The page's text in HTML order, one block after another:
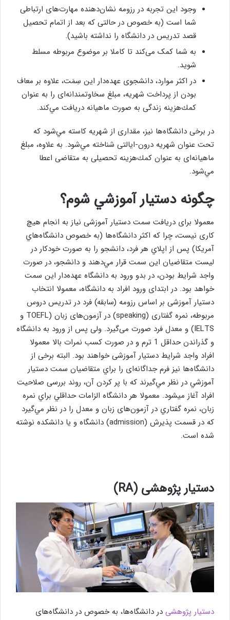
وجود این تجربه در رزومه نشان‌دهنده مهارت‌های ارتباطی
شما است (به خصوص در حالتی که بعد از اتمام تحصیل
قصد تدریس در دانشگاه را نداشته باشید).
به شما کمک می‌کند تا کاملا بر موضوع مربوطه مسلط
شوید.
در اكثر موارد، دانشجوی عهده‌دار اين سِمَت، علاوه بر معاف
بودن از پرداخت شهريه، مبلغ سخاوتمندانه‌ای را به عنوان
كمك‌هزينه زندگی به صورت ماهيانه دريافت مي‌كند.
در برخی دانشگاه‌ها نيز، مقداری از شهريه كاسته مي‌شود كه
تحت عنوان شهریه درون-ایالتی شناخته مي‌شود. به علاوه، مبلغ
ماهيانه‌ای به عنوان كمك‌هزينه تحصيلی به متقاضی اعطا
مي‌شود.
چگونه دستيار آموزشي شوم؟
معمولا برای دريافت سمت دستیار آموزشی نياز به انجام هيچ
كاری نيست، چرا كه اكثر دانشگاه‌ها (به خصوص دانشگاه‌هاي
آمريكا) پس از اپلاي هر فرد، دانشجو را به صورت خودكار در
ليست متقاضيان اين سمت قرار مي‌دهند و دانشجو، در صورت
واجد شرايط بودن، در بدو ورود به دانشگاه عهده‌دار اين سمت
خواهد بود. در ابتدای ورود افراد به دانشگاه، معمولا انتخاب
دستیار آموزشی بر اساس رزومه (سابقه) فرد در تدریس دروس
مربوطه، نمره گفتاری (speaking) در آزمون‌های زبان (TOEFL و
IELTS) و معدل فرد صورت می‌گیرد. ولی پس از ورود به دانشگاه
و گذراندن حداقل 1 ترم و در صورت کسب نمرات بالا معمولا
افراد واجد شرایط دستیار آموزشی خواهند بود. البته برخی از
دانشگاه‌ها نيز فرم جداگانه‌ای را براي متقاضيان سمت دستيار
آموزشي در نظر مي‌گيرند كه با پر كردن آن، روند بررسی صلاحيت
افراد آغاز میشود. معمولا هر دانشگاه الزامات حداقلي براي نمره
زبان، نمره گفتاري در آزمون‌‎های زبان و معدل را در نظر مي‌گيرد
كه در قسمت پذيرش (admission) دانشگاه و يا دانشكده نوشته
شده است.
دستیار پژوهشی (RA
)
دستیار پژوهشی در دانشگاه‌ها، به خصوص در دانشگاه‌های